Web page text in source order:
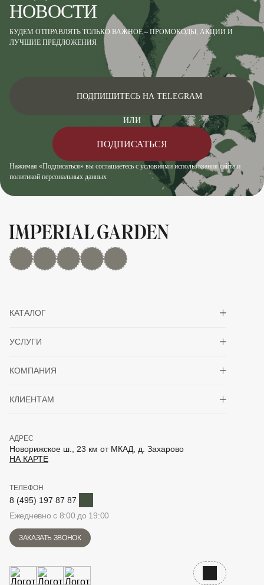
НОВОСТИ
БУДЕМ ОТПРАВЛЯТЬ ТОЛЬКО ВАЖНОЕ – ПРОМОКОДЫ, АКЦИИ И
ЛУЧШИЕ ПРЕДЛОЖЕНИЯ
Нажимая «Подписаться» вы соглашаетесь с условиями использования сайта и
политикой персональных данных
ПОДПИШИТЕСЬ НА TELEGRAM
ИЛИ
ПОДПИСАТЬСЯ
MAX Дзен YouTuberutubeTelegram
КАТАЛОГ
УСЛУГИ
КОМПАНИЯ
КЛИЕНТАМ
АДРЕС
Новорижское ш., 23 км от МКАД, д. Захарово
НА КАРТЕ
ТЕЛЕФОН
8 (495) 197 87 87
Ежедневно с 8:00 до 19:00
ЗАКАЗАТЬ ЗВОНОК
Наверх